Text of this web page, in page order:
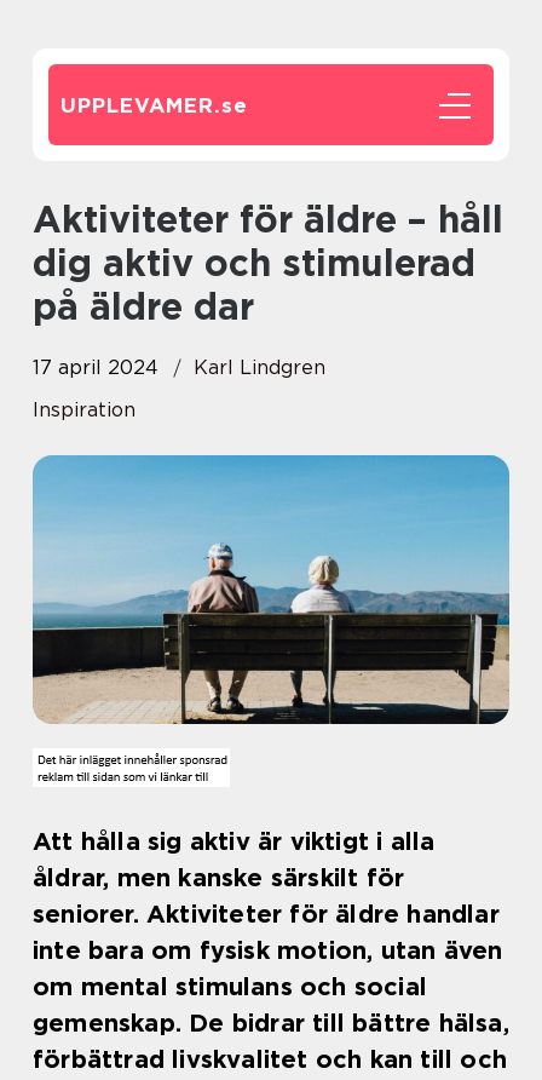
UPPLEVAMER.se
Aktiviteter för äldre – håll
dig aktiv och stimulerad
på äldre dar
17 april 2024
Karl Lindgren
Inspiration
Att hålla sig aktiv är viktigt i alla
åldrar, men kanske särskilt för
seniorer. Aktiviteter för äldre handlar
inte bara om fysisk motion, utan även
om mental stimulans och social
gemenskap. De bidrar till bättre hälsa,
förbättrad livskvalitet och kan till och